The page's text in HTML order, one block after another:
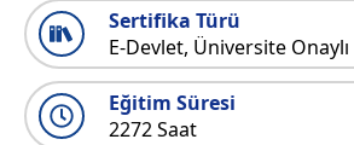
Sertifika Türü
E-Devlet, Üniversite Onaylı
Eğitim Süresi
2272 Saat